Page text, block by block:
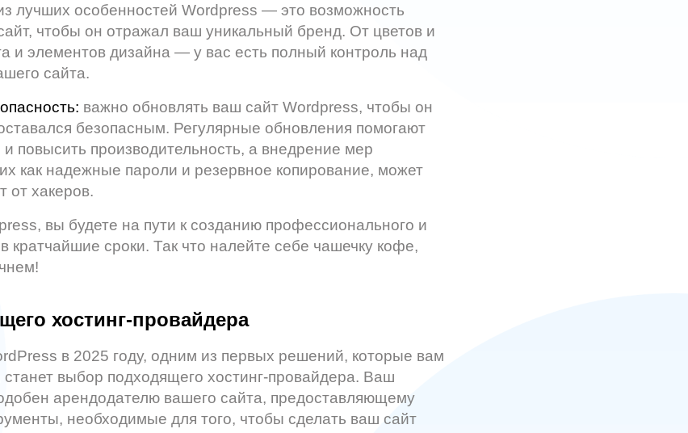
лучших особенностей Wordpress — это возможность
чтобы он отражал ваш уникальный бренд. От цветов и
и элементов дизайна — у вас есть полный контроль над
сайта.
важно обновлять ваш сайт Wordpress, чтобы он
безопасным. Регулярные обновления помогают
повысить производительность, а внедрение мер
как надежные пароли и резервное копирование, может
от хакеров.
вы будете на пути к созданию профессионального и
кратчайшие сроки. Так что налейте себе чашечку кофе,
хостинг-провайдера
в 2025 году, одним из первых решений, которые вам
станет выбор подходящего хостинг-провайдера. Ваш
арендодателю вашего сайта, предоставляющему
необходимые для того, чтобы сделать ваш сайт